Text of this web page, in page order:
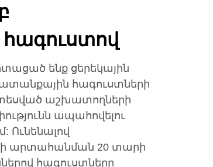
ենք ցերեկային
հագուստների
աշխատողների
ապահովելու
Ունենալով
արտահանման 20 տարի
հագուստները